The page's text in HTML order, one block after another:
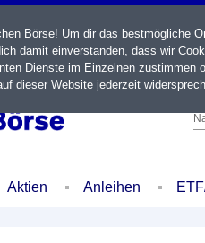
Aktien Anleihen
Börse! Um dir das bestmögliche
damit einverstanden, dass wir
Dienste im Einzelnen
dieser Website jederzeit